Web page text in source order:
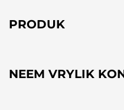
PRODUK
NEEM VRYLIK